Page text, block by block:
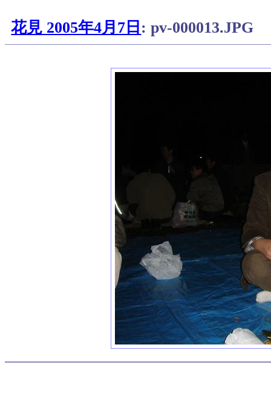
花見 2005年4月7日 : pv-000013.JPG